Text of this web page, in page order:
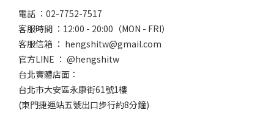
電話 ：02-7752-7517
客服時間 ：12:00 - 20:00（MON - FRI）
客服信箱 ： hengshitw@gmail.com
官方LINE ： @hengshitw
台北實體店面：
台北市大安區永康街61號1樓
(東門捷運站五號出口步行約8分鐘)